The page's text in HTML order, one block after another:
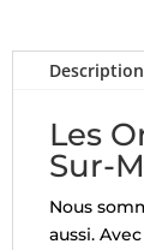
Description
Les
Sur-
Nous
aussi.